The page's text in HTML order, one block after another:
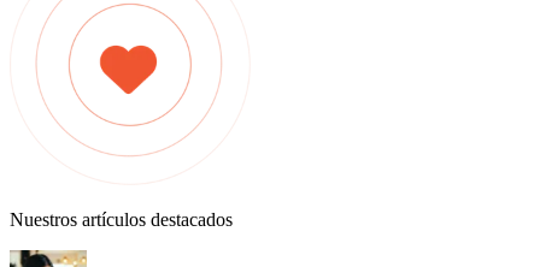
Nuestros artículos destacados